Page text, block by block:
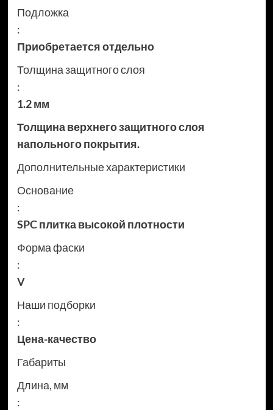
Подложка
:
Приобретается отдельно
Толщина защитного слоя
:
1.2 мм
Толщина верхнего защитного слоя
напольного покрытия.
Дополнительные характеристики
Основание
:
SPC плитка высокой плотности
Форма фаски
:
V
Наши подборки
:
Цена-качество
Габариты
Длина, мм
: